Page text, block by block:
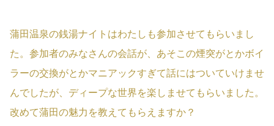
蒲田温泉の銭湯ナイトはわたしも参加させてもらいまし
た。参加者のみなさんの会話が、あそこの煙突がとかボイ
ラーの交換がとかマニアックすぎて話にはついていけませ
んでしたが、ディープな世界を楽しませてもらいました。
改めて蒲田の魅力を教えてもらえますか？